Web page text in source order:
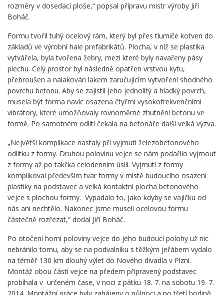
rozměry v dosedací ploše,“ popsal přípravu mistr výroby Jiří
Boháč.
Formu tvořil tuhý ocelový rám, který byl přes tlumiče kotven do
základů ve výrobní hale prefabrikátů. Plocha, v níž se plastika
vytvářela, byla tvořena žebry, mezi které byly navařeny pásy
plechu. Celý prostor byl následně opatřen vrstvou kytu,
přebroušen a nalakován lakem zaručujícím vytvoření shodného
povrchu betonu. Aby se zajistil jeho jednolitý a hladký povrch,
musela být forma navíc osazena čtyřmi vysokofrekvenčními
vibrátory, které umožňovaly rovnoměrné zhutnění betonu ve
formě. Po samotném odlití čekala na betonáře další velká výzva.
„Největší komplikace nastaly při vyjmutí železobetonového
odlitku z formy. Druhou polovinu vejce se nám podařilo vyjmout
z formy až po takřka celodenním úsilí. Vyjmutí z formy
komplikoval především tvar formy v místě budoucího osazení
plastiky na podstavec a velká kontaktní plocha betonového
vejce s plochou formy. Vypadalo to, jako kdyby se vajíčku od
nás ani nechtělo. Nakonec jsme museli ocelovou formu
částečně rozřezat,“ dodal Jiří Boháč.
Po otočení horní poloviny vejce do jeho budoucí polohy už nic
nebránilo tomu, aby se na podvalníku s těžkým jeřábem vydalo
na téměř 130 km dlouhý výlet do Nového divadla v Plzni.
Montáž obou částí vejce na předem připravený podstavec
probíhala v určeném čase, v noci z pátku 18. 7. na sobotu 19. 7.